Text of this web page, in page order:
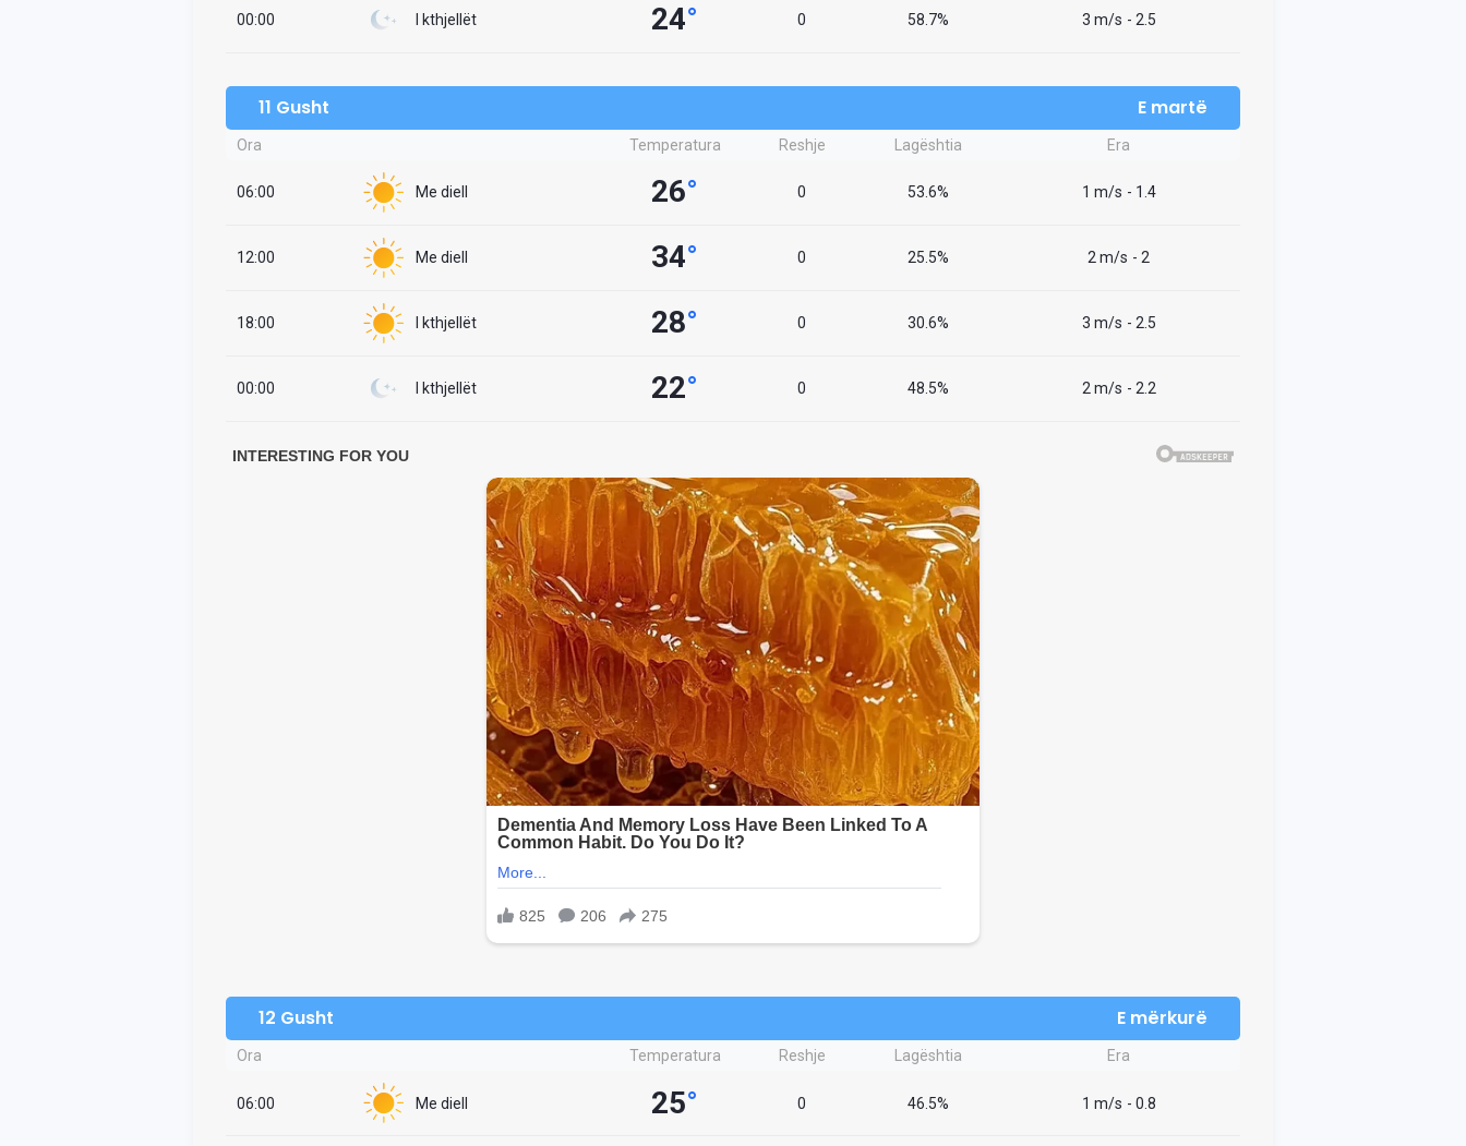
00:00 I kthjellët 24° 0 58.7% 3 m/s - 2.5
11 Gusht E martë
Ora Temperatura Reshje Lagështia Era
06:00 Me diell 26° 0 53.6% 1 m/s - 1.4
12:00 Me diell 34° 0 25.5% 2 m/s - 2
18:00 I kthjellët 28° 0 30.6% 3 m/s - 2.5
00:00 I kthjellët 22° 0 48.5% 2 m/s - 2.2
12 Gusht E mërkurë
Ora Temperatura Reshje Lagështia Era
06:00 Me diell 25° 0 46.5% 1 m/s - 0.8